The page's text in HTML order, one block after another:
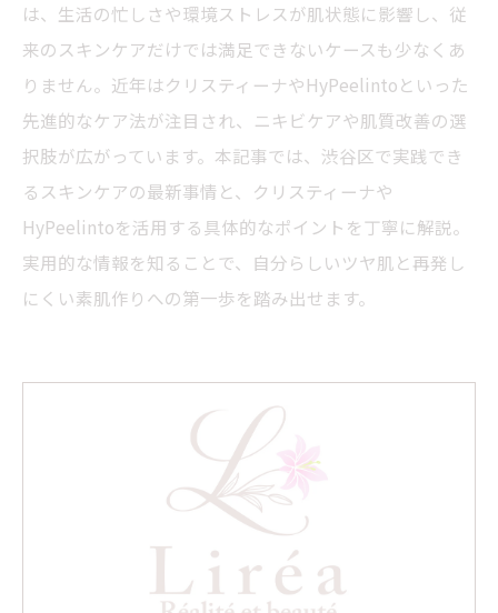
は、生活の忙しさや環境ストレスが肌状態に影響し、従
来のスキンケアだけでは満足できないケースも少なくあ
りません。近年はクリスティーナやHyPeelintoといった
先進的なケア法が注目され、ニキビケアや肌質改善の選
択肢が広がっています。本記事では、渋谷区で実践でき
るスキンケアの最新事情と、クリスティーナや
HyPeelintoを活用する具体的なポイントを丁寧に解説。
実用的な情報を知ることで、自分らしいツヤ肌と再発し
にくい素肌作りへの第一歩を踏み出せます。